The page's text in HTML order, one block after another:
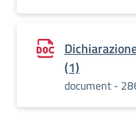
(1)
document -